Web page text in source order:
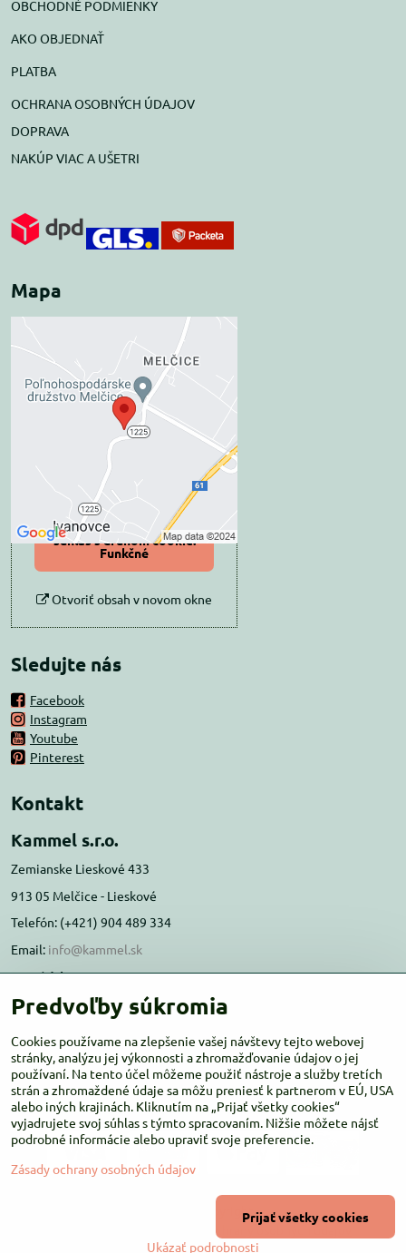
OBCHODNÉ PODMIENKY
AKO OBJEDNAŤ
PLATBA
OCHRANA OSOBNÝCH ÚDAJOV
DOPRAVA
NAKÚP VIAC A UŠETRI
Mapa
Externý obsah je
blokovaný Voľbami
súkromia
Prajete si načítať externý obsah?
Povoliť tentokrát
Povoliť a zapamätať -
súhlas s druhom cookie:
Funkčné
Otvoriť obsah v novom okne
Sledujte nás
Facebook
Instagram
Youtube
Pinterest
Kontakt
Kammel s.r.o.
Zemianske Lieskové 433
913 05 Melčice - Lieskové
Telefón: (+421) 904 489 334
Email: info@kammel.sk
Prevádzka:
Administratívna budova PD Melčice
Otváracie hodiny:PO-ŠT 8:00 - 16:00
PIA-NE Zatvorené
Copyright
Zásady ochrany osobných údajov
Vytvorené pomocou:BiznisWeb.sk
Predvoľby súkromia
Cookies používame na zlepšenie vašej návštevy tejto webovej
stránky, analýzu jej výkonnosti a zhromažďovanie údajov o jej
používaní. Na tento účel môžeme použiť nástroje a služby tretích
strán a zhromaždené údaje sa môžu preniesť k partnerom v EÚ, USA
alebo iných krajinách. Kliknutím na „Prijať všetky cookies“
vyjadrujete svoj súhlas s týmto spracovaním. Nižšie môžete nájsť
podrobné informácie alebo upraviť svoje preferencie.
Zásady ochrany osobných údajov
Ukázať podrobnosti
Prijať všetky cookies